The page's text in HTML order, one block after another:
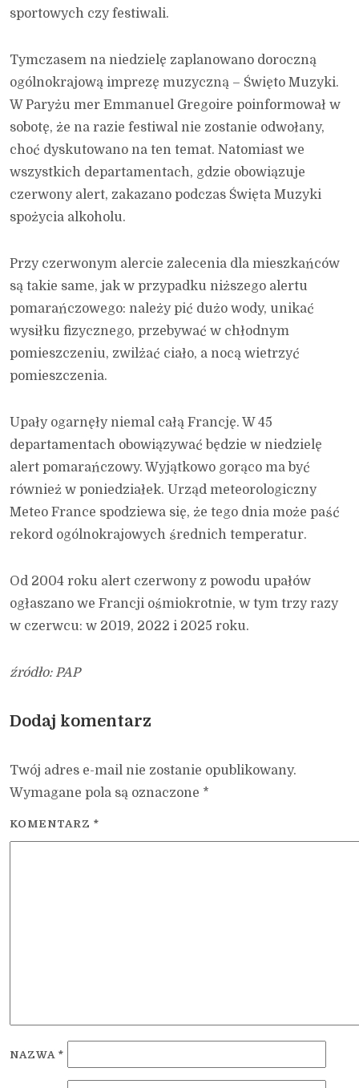
sportowych czy festiwali.
Tymczasem na niedzielę zaplanowano doroczną
ogólnokrajową imprezę muzyczną – Święto Muzyki.
W Paryżu mer Emmanuel Gregoire poinformował w
sobotę, że na razie festiwal nie zostanie odwołany,
choć dyskutowano na ten temat. Natomiast we
wszystkich departamentach, gdzie obowiązuje
czerwony alert, zakazano podczas Święta Muzyki
spożycia alkoholu.
Przy czerwonym alercie zalecenia dla mieszkańców
są takie same, jak w przypadku niższego alertu
pomarańczowego: należy pić dużo wody, unikać
wysiłku fizycznego, przebywać w chłodnym
pomieszczeniu, zwilżać ciało, a nocą wietrzyć
pomieszczenia.
Upały ogarnęły niemal całą Francję. W 45
departamentach obowiązywać będzie w niedzielę
alert pomarańczowy. Wyjątkowo gorąco ma być
również w poniedziałek. Urząd meteorologiczny
Meteo France spodziewa się, że tego dnia może paść
rekord ogólnokrajowych średnich temperatur.
Od 2004 roku alert czerwony z powodu upałów
ogłaszano we Francji ośmiokrotnie, w tym trzy razy
w czerwcu: w 2019, 2022 i 2025 roku.
źródło: PAP
Dodaj komentarz
Twój adres e-mail nie zostanie opublikowany.
Wymagane pola są oznaczone *
KOMENTARZ *
NAZWA *